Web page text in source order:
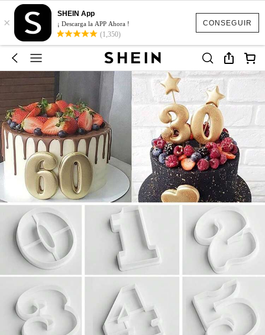
CONSEGUIR
×
SHEIN App
¡ Descarga la APP Ahora !
(1,350)